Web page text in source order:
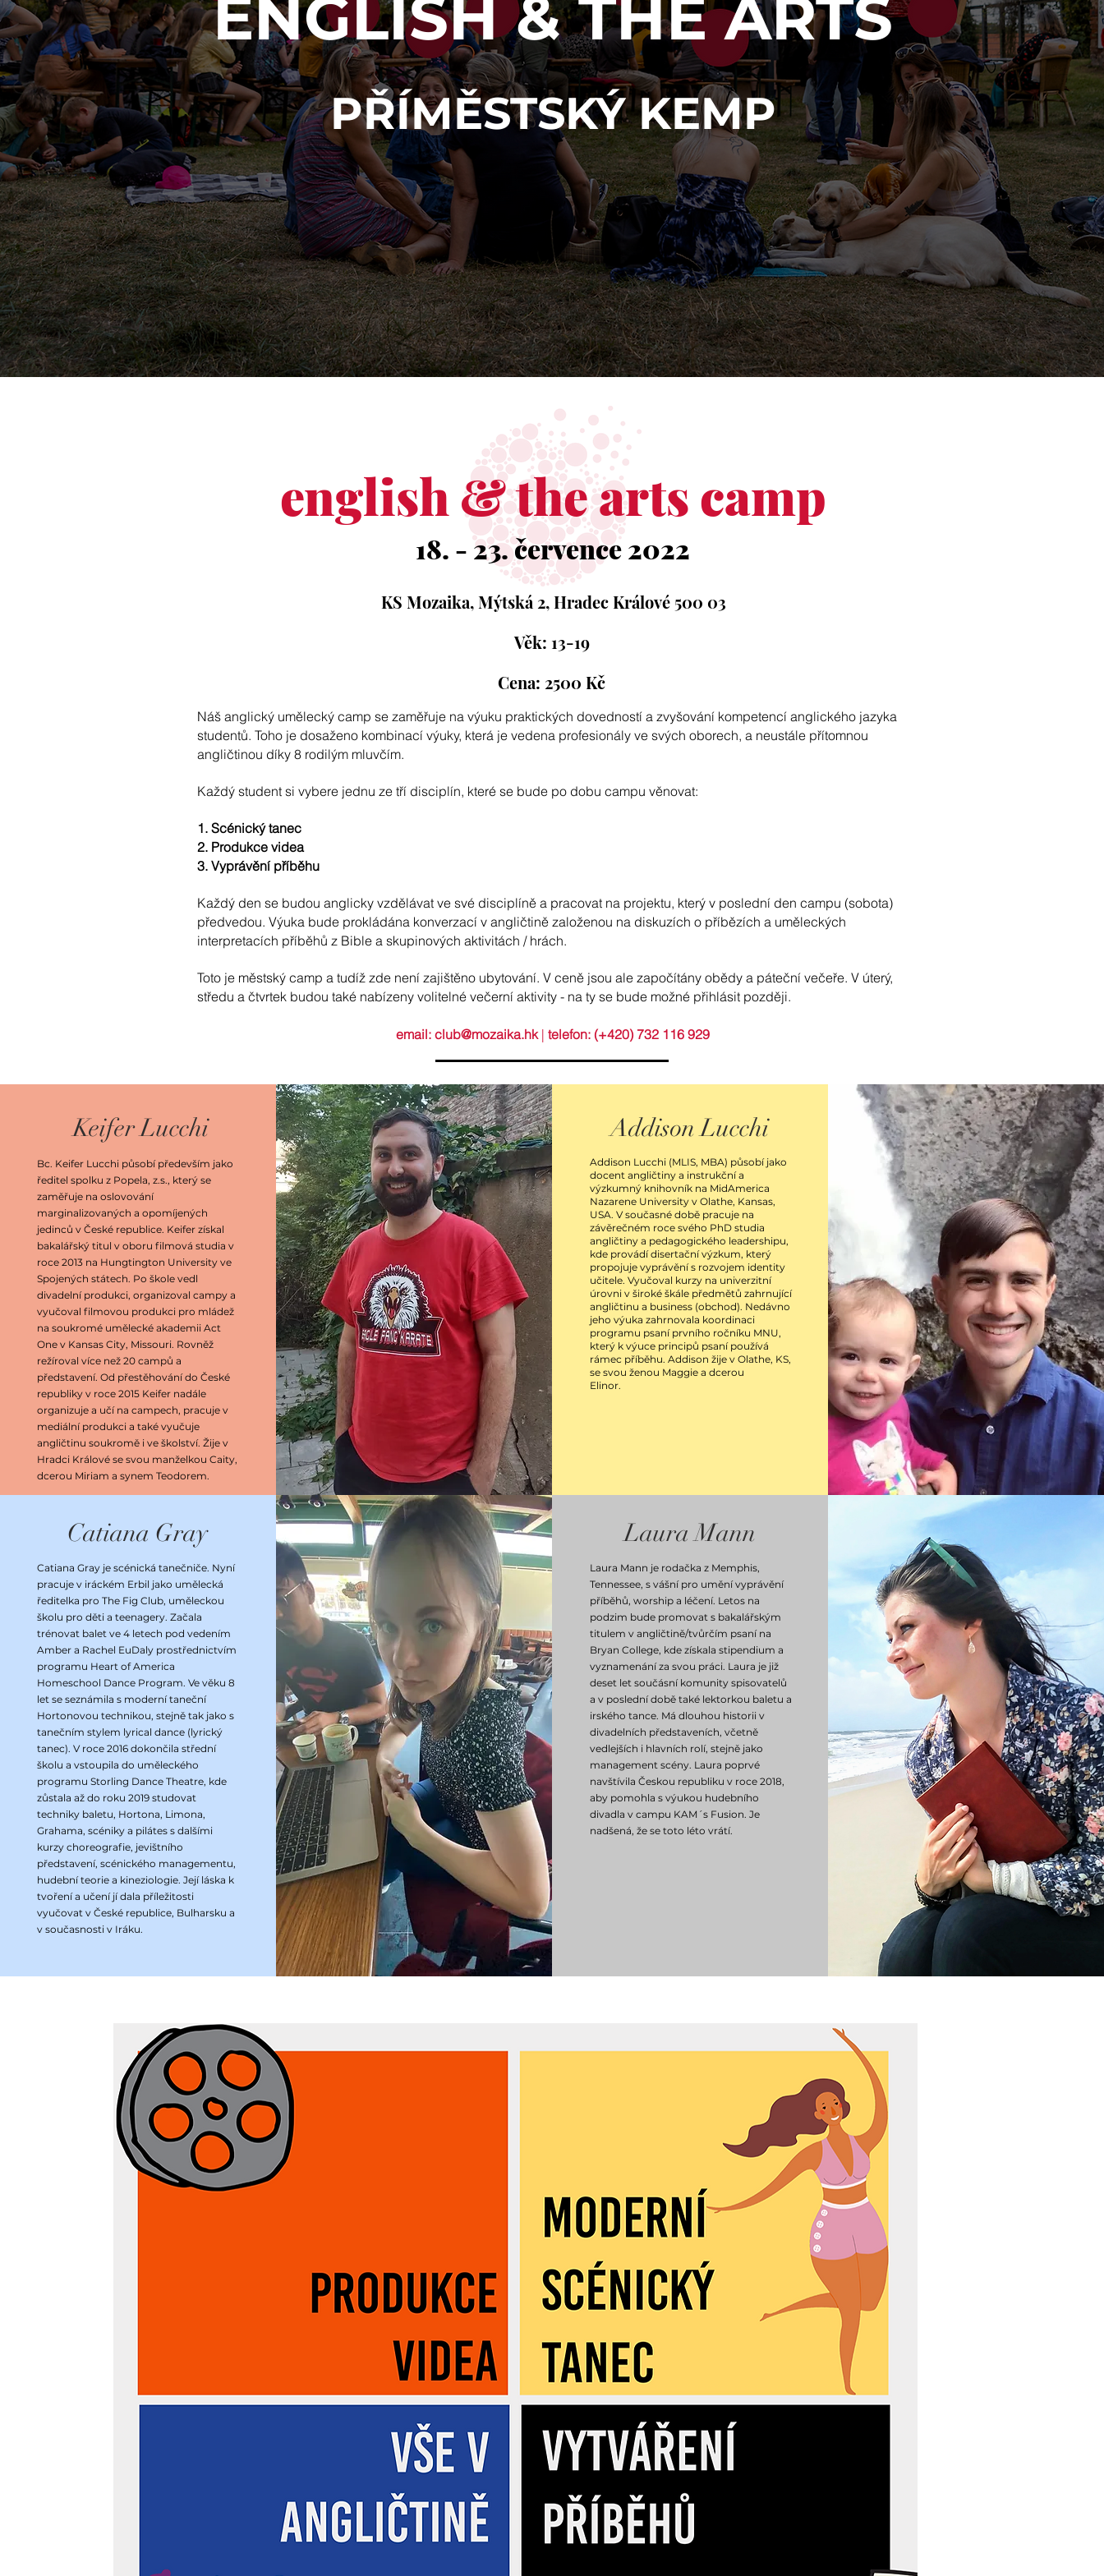
ENGLISH & THE ARTS
PŘÍMĚSTSKÝ KEMP
english & the arts camp
18. - 23. července 2022
KS Mozaika, Mýtská 2, Hradec Králové 500 03
Věk: 13-19
Cena: 2500 Kč
Náš anglický umělecký camp se zaměřuje na výuku praktických dovedností a zvyšování kompetencí anglického jazyka
studentů. Toho je dosaženo kombinací výuky, která je vedena profesionály ve svých oborech, a neustále přítomnou
angličtinou díky 8 rodilým mluvčím.
Každý student si vybere jednu ze tří disciplín, které se bude po dobu campu věnovat:
1. Scénický tanec
2. Produkce videa
3. Vyprávění příběhu
Každý den se budou anglicky vzdělávat ve své disciplíně a pracovat na projektu, který v poslední den campu (sobota)
předvedou. Výuka bude prokládána konverzací v angličtině založenou na diskuzích o příbězích a uměleckých
interpretacích příběhů z Bible a skupinových aktivitách / hrách.
Toto je městský camp a tudíž zde není zajištěno ubytování. V ceně jsou ale započítány obědy a páteční večeře. V úterý,
středu a čtvrtek budou také nabízeny volitelné večerní aktivity - na ty se bude možné přihlásit později.
email: club@mozaika.hk | telefon: (+420) 732 116 929
Keifer Lucchi
Bc. Keifer Lucchi působí především jako
ředitel spolku z Popela, z.s., který se
zaměřuje na oslovování
marginalizovaných a opomíjených
jedinců v České republice. Keifer získal
bakalářský titul v oboru filmová studia v
roce 2013 na Hungtington University ve
Spojených státech. Po škole vedl
divadelní produkci, organizoval campy a
vyučoval filmovou produkci pro mládež
na soukromé umělecké akademii Act
One v Kansas City, Missouri. Rovněž
režíroval více než 20 campů a
představení. Od přestěhování do České
republiky v roce 2015 Keifer nadále
organizuje a učí na campech, pracuje v
mediální produkci a také vyučuje
angličtinu soukromě i ve školství. Žije v
Hradci Králové se svou manželkou Caity,
dcerou Miriam a synem Teodorem.
Addison Lucchi
Addison Lucchi (MLIS, MBA) působí jako
docent angličtiny a instrukční a
výzkumný knihovník na MidAmerica
Nazarene University v Olathe, Kansas,
USA. V současné době pracuje na
závěrečném roce svého PhD studia
angličtiny a pedagogického leadershipu,
kde provádí disertační výzkum, který
propojuje vyprávění s rozvojem identity
učitele. Vyučoval kurzy na univerzitní
úrovni v široké škále předmětů zahrnující
angličtinu a business (obchod). Nedávno
jeho výuka zahrnovala koordinaci
programu psaní prvního ročníku MNU,
který k výuce principů psaní používá
rámec příběhu. Addison žije v Olathe, KS,
se svou ženou Maggie a dcerou
Elinor.
Catiana Gray
Catiana Gray je scénická tanečniče. Nyní
pracuje v iráckém Erbil jako umělecká
ředitelka pro The Fig Club, uměleckou
školu pro děti a teenagery. Začala
trénovat balet ve 4 letech pod vedením
Amber a Rachel EuDaly prostřednictvím
programu Heart of America
Homeschool Dance Program. Ve věku 8
let se seznámila s moderní taneční
Hortonovou technikou, stejně tak jako s
tanečním stylem lyrical dance (lyrický
tanec). V roce 2016 dokončila střední
školu a vstoupila do uměleckého
programu Storling Dance Theatre, kde
zůstala až do roku 2019 studovat
techniky baletu, Hortona, Limona,
Grahama, scéniky a pilátes s dalšími
kurzy choreografie, jevištního
představení, scénického managementu,
hudební teorie a kineziologie. Její láska k
tvoření a učení jí dala příležitosti
vyučovat v České republice, Bulharsku a
v současnosti v Iráku.
Laura Mann
Laura Mann je rodačka z Memphis,
Tennessee, s vášní pro umění vyprávění
příběhů, worship a léčení. Letos na
podzim bude promovat s bakalářským
titulem v angličtině/tvůrčím psaní na
Bryan College, kde získala stipendium a
vyznamenání za svou práci. Laura je již
deset let součásní komunity spisovatelů
a v poslední době také lektorkou baletu a
irského tance. Má dlouhou historii v
divadelních představeních, včetně
vedlejších i hlavních rolí, stejně jako
management scény. Laura poprvé
navštívila Českou republiku v roce 2018,
aby pomohla s výukou hudebního
divadla v campu KAM´s Fusion. Je
nadšená, že se toto léto vrátí.